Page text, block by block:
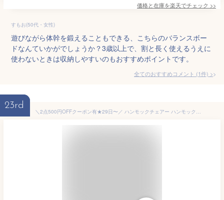
価格と在庫を楽天でチェック >>
すもお(50代・女性)
遊びながら体幹を鍛えることもできる、こちらのバランスボー
ドなんていかがでしょうか？3歳以上で、割と長く使えるうえに
使わないときは収納しやすいのもおすすめポイントです。
全てのおすすめコメント (1件) >
23rd
＼2点500円OFFクーポン有★29日〜／ ハンモックチェアー ハンモックチェア 自立式 耐荷重 120kg アウトドアチェア ハンモック 自立式 チェア 吊り下げ 室内 室外 ハンガーラック スリム リラックスチェア ブランコ アウトドア ストライプ お部屋 リビング テラス